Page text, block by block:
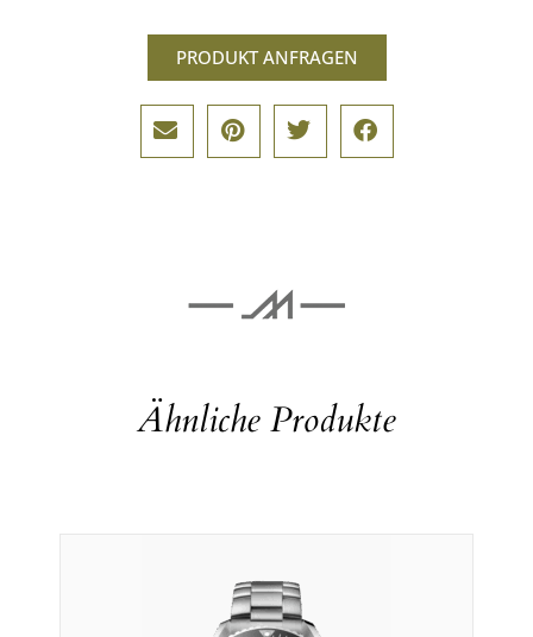
PRODUKT ANFRAGEN
Ähnliche Produkte